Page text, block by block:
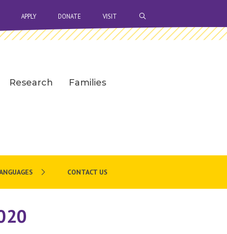
APPLY DONATE VISIT
Research Families
CONTACT US